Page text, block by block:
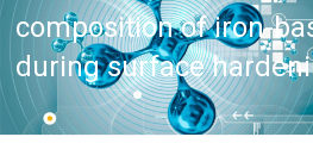
composition of iron-
during surface